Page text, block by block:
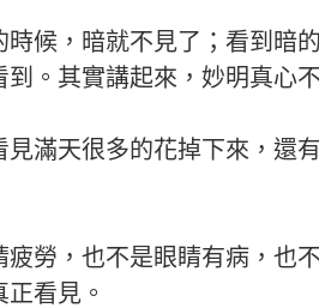
候，暗就不見了；看到暗
。其實講起來，妙明真心
滿天很多的花掉下來，還
勞，也不是眼睛有病，也
看見。